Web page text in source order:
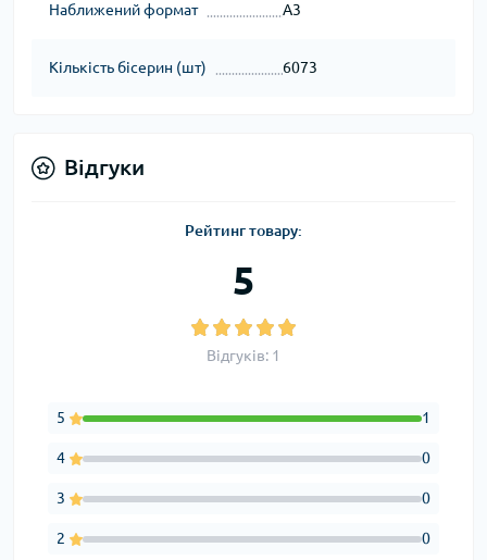
Наближений формат А3
Кількість бісерин (шт) 6073
Відгуки
Рейтинг товару:
5
Відгуків: 1
5 1
4 0
3 0
2 0